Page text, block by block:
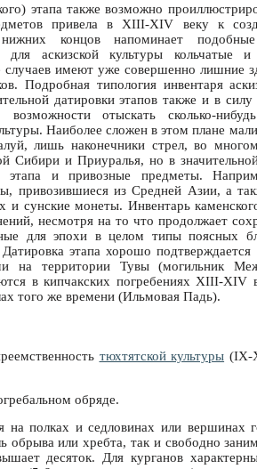
этапа также возможно
привела в XIII-XIV веку к
концов напоминает
аскизской культуры кольчатые и
имеют уже совершенно лишние
типология инвентаря
датировки этапов также и в силу
отыскать сколько-
Наиболее сложен в этом плане
лишь наконечники стрел, во
Сибири и Приуралья, но в
и привозные предметы.
привозившиеся из Средней Азии, а
и сунские монеты. Инвентарь
несмотря на то что продолжает
для эпохи в целом типы поясных
этапа хорошо подтверждается
на территории Тувы (могильник
в кипчакских погребениях XIII-
того же времени (Ильмовая Падь).
тюхтятской культуры (IX-
обряде.
на полках и седловинах или вершинах
обрыва или хребта, так и свободно
десяток. Для курганов